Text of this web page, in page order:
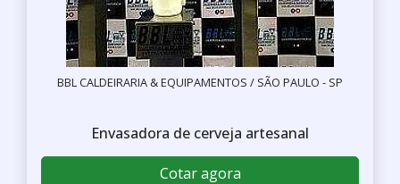
BBL CALDEIRARIA & EQUIPAMENTOS / SÃO PAULO - SP
Envasadora de cerveja artesanal
Cotar agora